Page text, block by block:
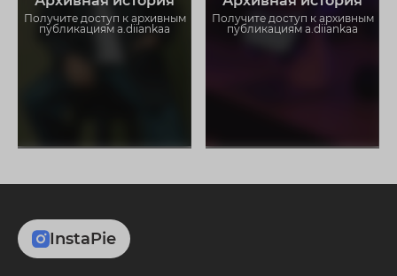
Получите доступ к архивным
публикациям a.diiankaa
ограничений
Получите доступ к архивным
публикациям a.diiankaa
ограничений
InstaPie